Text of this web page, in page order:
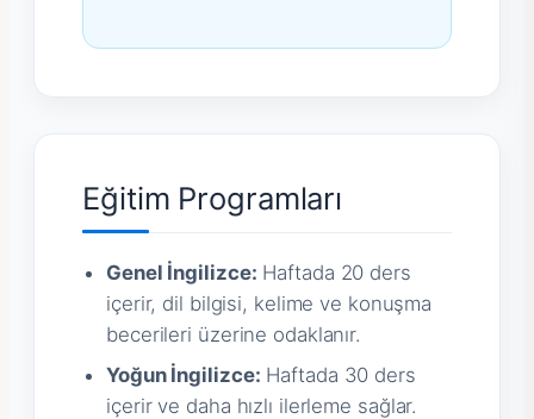
Eğitim Programları
Genel İngilizce: Haftada 20 ders
içerir, dil bilgisi, kelime ve konuşma
becerileri üzerine odaklanır.
Yoğun İngilizce: Haftada 30 ders
içerir ve daha hızlı ilerleme sağlar.